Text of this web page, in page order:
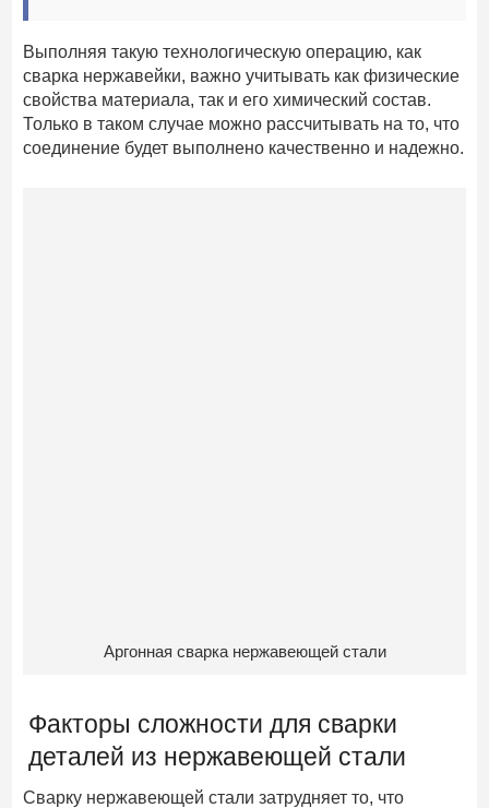
Выполняя такую технологическую операцию, как
сварка нержавейки, важно учитывать как физические
свойства материала, так и его химический состав.
Только в таком случае можно рассчитывать на то, что
соединение будет выполнено качественно и надежно.
Аргонная сварка нержавеющей стали
Факторы сложности для сварки
деталей из нержавеющей стали
Сварку нержавеющей стали затрудняет то, что